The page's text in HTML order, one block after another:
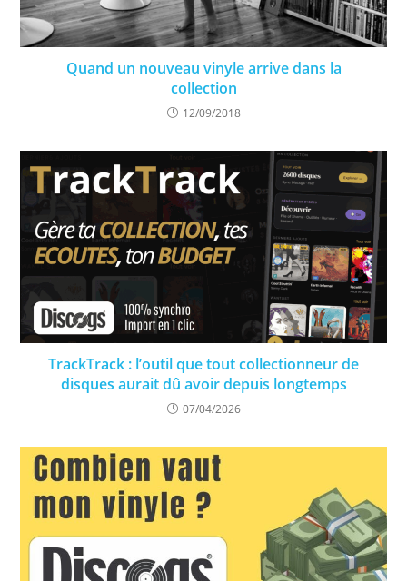
Quand un nouveau vinyle arrive dans la
collection
12/09/2018
TrackTrack : l’outil que tout collectionneur de
disques aurait dû avoir depuis longtemps
07/04/2026